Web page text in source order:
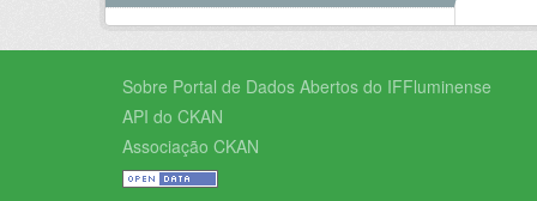
Sobre Portal de Dados Abertos do IFFluminense
API do CKAN
Associação CKAN